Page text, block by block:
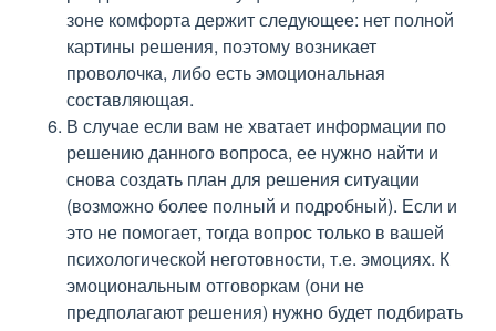
зоне комфорта держит следующее: нет полной
картины решения, поэтому возникает
проволочка, либо есть эмоциональная
составляющая.
В случае если вам не хватает информации по
решению данного вопроса, ее нужно найти и
снова создать план для решения ситуации
(возможно более полный и подробный). Если и
это не помогает, тогда вопрос только в вашей
психологической неготовности, т.е. эмоциях. К
эмоциональным отговоркам (они не
предполагают решения) нужно будет подбирать